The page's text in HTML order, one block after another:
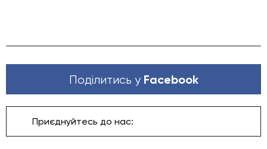
Поділитись у Facebook
Приєднуйтесь до нас: